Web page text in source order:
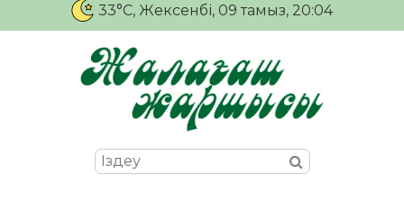
33°C, Жексенбі, 09 тамыз, 20:04